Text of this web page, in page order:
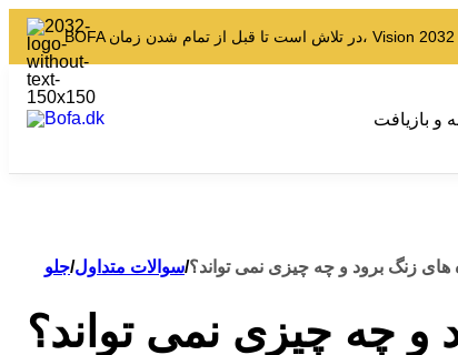
و بازیافت
جلو/سوالات متداول/زنگ برود و چه چیزی نمی تواند؟
و چه چیزی نمی تواند؟